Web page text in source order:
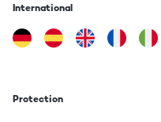
International
Protection